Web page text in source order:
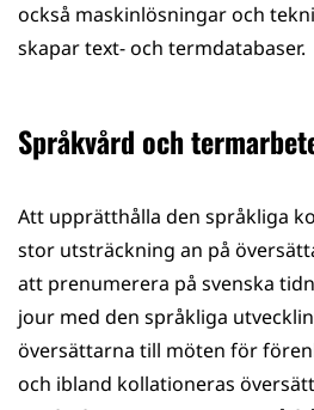
också maskinlösningar och
skapar text- och termdatabaser.
Språkvård och
Att upprätthålla den språkliga
stor utsträckning an på
att prenumerera på svenska
jour med den språkliga
översättarna till möten för
och ibland kollationeras